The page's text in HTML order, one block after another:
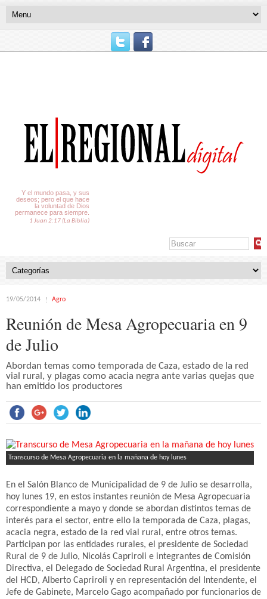
Y el mundo pasa, y sus
deseos; pero el que hace
la voluntad de Dios
permanece para siempre.
1 Juan 2:17 (La Biblia)
19/05/2014 Agro
Reunión de Mesa Agropecuaria en 9
de Julio
Abordan temas como temporada de Caza, estado de la red
vial rural, y plagas como acacia negra ante varias quejas que
han emitido los productores
Transcurso de Mesa Agropecuaria en la mañana de hoy lunes
En el Salón Blanco de Municipalidad de 9 de Julio se desarrolla,
hoy lunes 19, en estos instantes reunión de Mesa Agropecuaria
correspondiente a mayo y donde se abordan distintos temas de
interés para el sector, entre ello la temporada de Caza, plagas,
acacia negra, estado de la red vial rural, entre otros temas.
Participan por las entidades rurales, el presidente de Sociedad
Rural de 9 de Julio, Nicolás Capriroli e integrantes de Comisión
Directiva, el Delegado de Sociedad Rural Argentina, el presidente
del HCD, Alberto Capriroli y en representación del Intendente, el
Jefe de Gabinete, Marcelo Gago acompañado por funcionarios de